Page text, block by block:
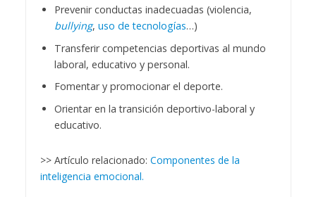
Prevenir conductas inadecuadas (violencia,
bullying, uso de tecnologías…)
Transferir competencias deportivas al mundo
laboral, educativo y personal.
Fomentar y promocionar el deporte.
Orientar en la transición deportivo-laboral y
educativo.
>> Artículo relacionado: Componentes de la
inteligencia emocional.